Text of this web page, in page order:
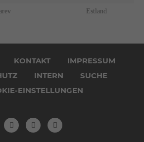
Estland
KONTAKT
IMPRESSUM
INTERN
SUCHE
EINSTELLUNGEN